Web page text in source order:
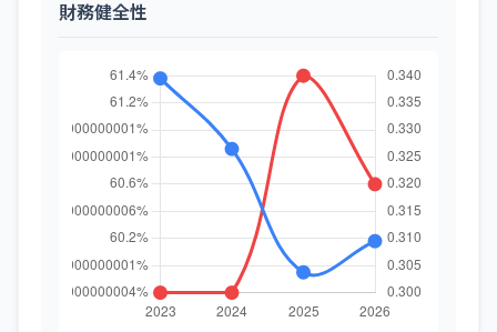
財務健全性